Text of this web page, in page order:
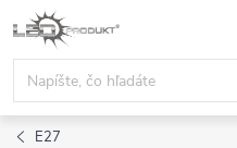
Prejsť
na
obsah
E27